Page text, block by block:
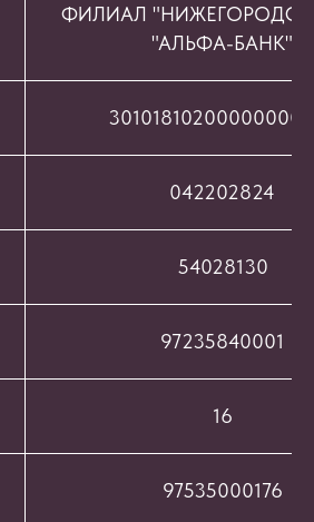
ФИЛИАЛ
"АЛЬФА-БАНК"
042202824
54028130
97235840001
16
97535000176